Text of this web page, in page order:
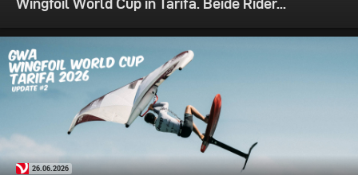
Wingfoil World Cup in Tarifa. Beide Rider...
26.06.2026